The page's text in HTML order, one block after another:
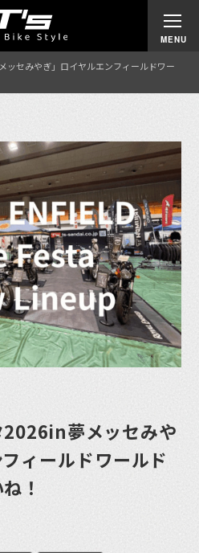
ッセみやぎ」ロイヤルエンフィールドワー
2026in夢メッセみや
ィールドワールド
！